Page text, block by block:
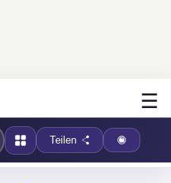
☰
Teilen